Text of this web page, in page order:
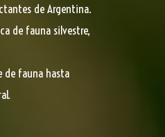
de Argentina.
de fauna silvestre,
de fauna hasta